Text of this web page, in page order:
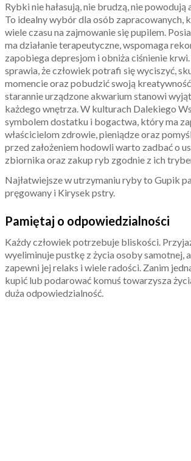
Rybki nie hałasują, nie brudzą, nie powodują
To idealny wybór dla osób zapracowanych,
wiele czasu na zajmowanie się pupilem.
ma działanie terapeutyczne, wspomaga
zapobiega depresjom i obniża ciśnienie
sprawia, że człowiek potrafi się wyciszyć,
momencie oraz pobudzić swoją
starannie urządzone akwarium stanowi
każdego wnętrza. W kulturach Dalekiego
symbolem dostatku i bogactwa, który ma
właścicielom zdrowie, pieniądze oraz
przed założeniem hodowli warto zadbać o
zbiornika oraz zakup ryb zgodnie z ich
Najłatwiejsze w utrzymaniu ryby to Gupik
pręgowany i Kirysek pstry.
Pamiętaj o odpowiedzialności
Każdy człowiek potrzebuje bliskości.
wyeliminuje pustkę z życia osoby samotnej,
zapewni jej relaks i wiele radości. Zanim
kupić lub podarować komuś towarzysza
duża odpowiedzialność.